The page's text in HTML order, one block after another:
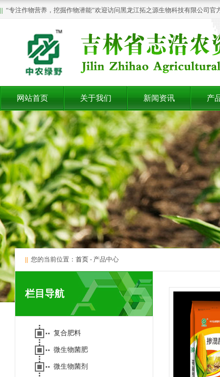
|| “专注作物营养，挖掘作物潜能”欢迎访问黑龙江拓之源生物科技有限公司
网站首页 关于我们 新闻资讯 产
|| 您的当前位置： 首页 - 产品中心
栏目导航
复合肥料
微生物菌肥
微生物菌剂